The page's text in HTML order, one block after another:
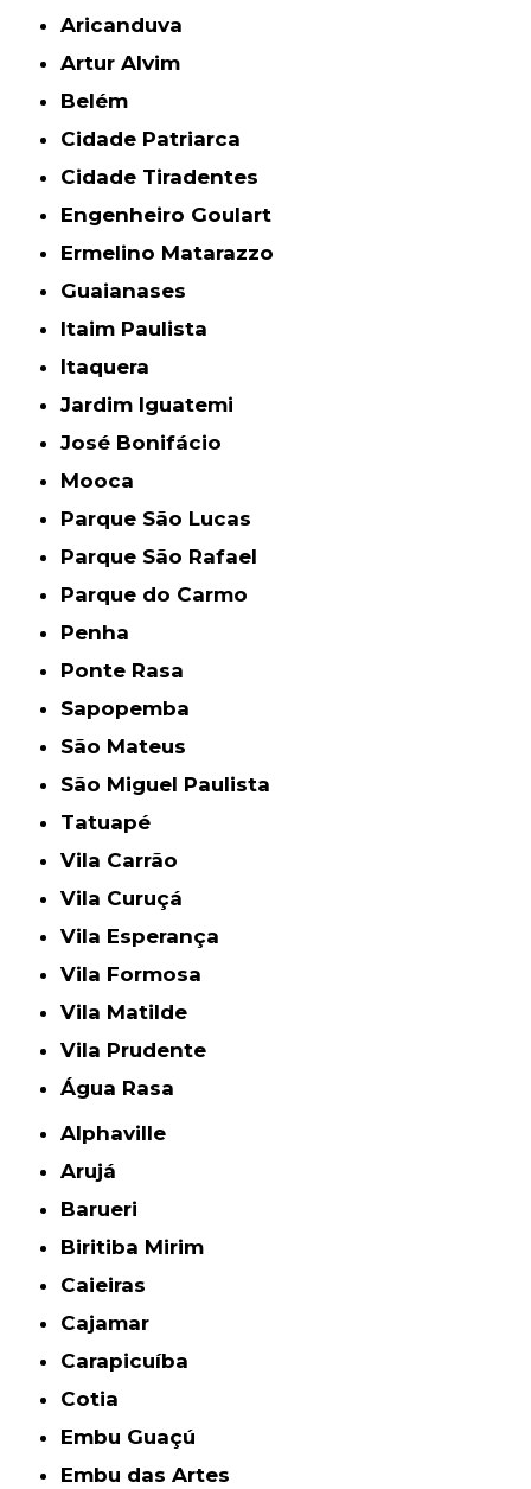
Aricanduva
Artur Alvim
Belém
Cidade Patriarca
Cidade Tiradentes
Engenheiro Goulart
Ermelino Matarazzo
Guaianases
Itaim Paulista
Itaquera
Jardim Iguatemi
José Bonifácio
Mooca
Parque São Lucas
Parque São Rafael
Parque do Carmo
Penha
Ponte Rasa
Sapopemba
São Mateus
São Miguel Paulista
Tatuapé
Vila Carrão
Vila Curuçá
Vila Esperança
Vila Formosa
Vila Matilde
Vila Prudente
Água Rasa
Alphaville
Arujá
Barueri
Biritiba Mirim
Caieiras
Cajamar
Carapicuíba
Cotia
Embu Guaçú
Embu das Artes